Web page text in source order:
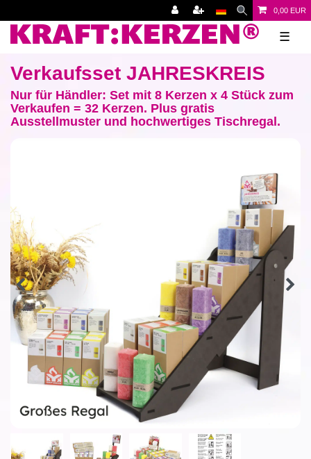
0,00 EUR
☰
Verkaufsset JAHRESKREIS
Nur für Händler: Set mit 8 Kerzen x 4 Stück zum
Verkaufen = 32 Kerzen. Plus gratis
Ausstellmuster und hochwertiges Tischregal.